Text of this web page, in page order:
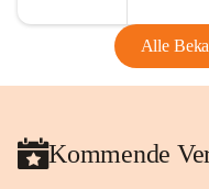
Alle
Kommende